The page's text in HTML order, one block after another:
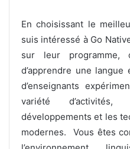
En choisissant le
suis intéressé à Go
sur leur programme,
d’apprendre une langue
d’enseignants
variété
développements et les
modernes. Vous êtes